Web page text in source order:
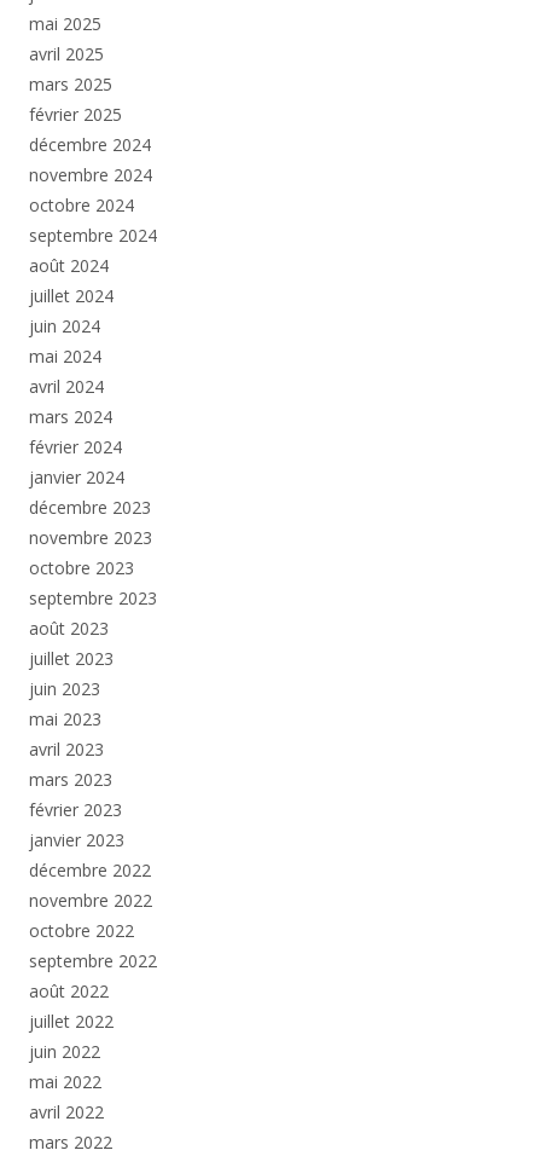
mai 2025
avril 2025
mars 2025
février 2025
décembre 2024
novembre 2024
octobre 2024
septembre 2024
août 2024
juillet 2024
juin 2024
mai 2024
avril 2024
mars 2024
février 2024
janvier 2024
décembre 2023
novembre 2023
octobre 2023
septembre 2023
août 2023
juillet 2023
juin 2023
mai 2023
avril 2023
mars 2023
février 2023
janvier 2023
décembre 2022
novembre 2022
octobre 2022
septembre 2022
août 2022
juillet 2022
juin 2022
mai 2022
avril 2022
mars 2022